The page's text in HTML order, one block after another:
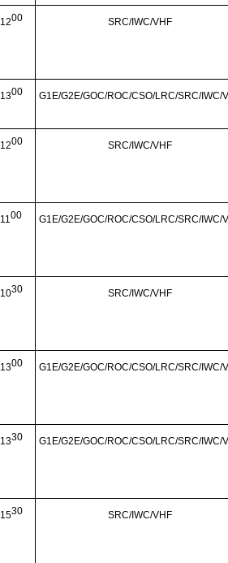
1200 SRC/IWC/VHF
1300 G1E/G2E/GOC/ROC/CSO/LRC/SRC/IWC/
1200 SRC/IWC/VHF
1100 G1E/G2E/GOC/ROC/CSO/LRC/SRC/IWC/
1030 SRC/IWC/VHF
1300 G1E/G2E/GOC/ROC/CSO/LRC/SRC/IWC/
1330 G1E/G2E/GOC/ROC/CSO/LRC/SRC/IWC/
1530 SRC/IWC/VHF